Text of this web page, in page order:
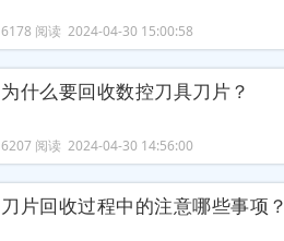
6178 阅读 2024-04-30 15:00:58
为什么要回收数控刀具刀片？
6207 阅读 2024-04-30 14:56:00
刀片回收过程中的注意哪些事项？